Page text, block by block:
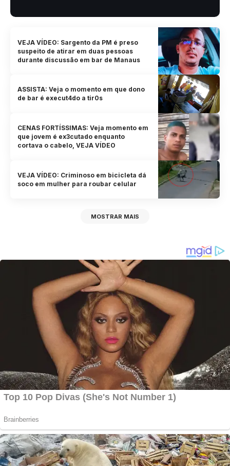
VEJA VÍDEO: Sargento da PM é preso
suspeito de atirar em duas pessoas
durante discussão em bar de Manaus
ASSISTA: Veja o momento em que dono
de bar é execut4do a tir0s
CENAS FORTÍSSIMAS: Veja momento em
que jovem é ex3cutado enquanto
cortava o cabelo, VEJA VÍDEO
VEJA VÍDEO: Criminoso em bicicleta dá
soco em mulher para roubar celular
MOSTRAR MAIS